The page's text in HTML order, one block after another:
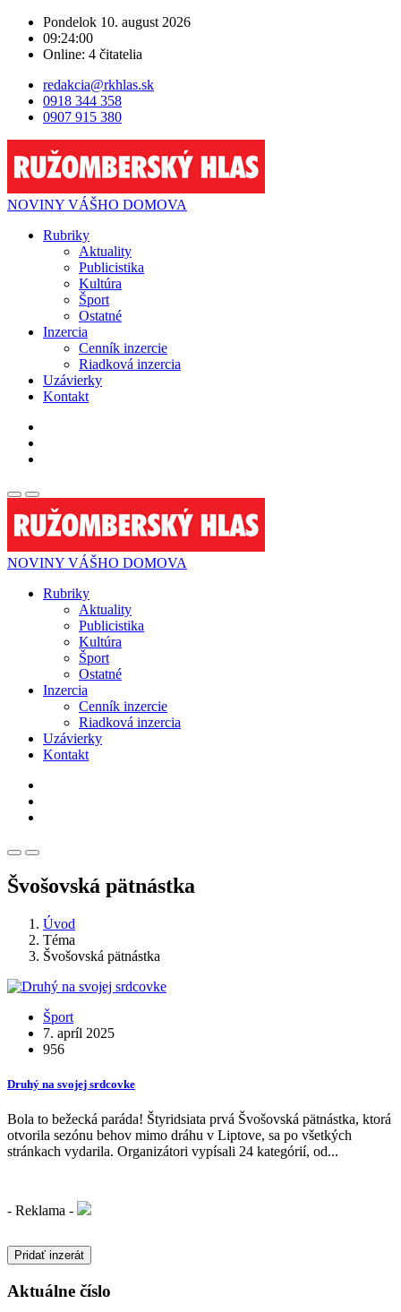
Pondelok 10. august 2026
09:24:00
Online: 4 čitatelia
redakcia@rkhlas.sk
0918 344 358
0907 915 380
NOVINY VÁŠHO DOMOVA
Rubriky
Aktuality
Publicistika
Kultúra
Šport
Ostatné
Inzercia
Cenník inzercie
Riadková inzercia
Uzávierky
Kontakt
NOVINY VÁŠHO DOMOVA
Rubriky
Aktuality
Publicistika
Kultúra
Šport
Ostatné
Inzercia
Cenník inzercie
Riadková inzercia
Uzávierky
Kontakt
Švošovská pätnástka
Úvod
Téma
Švošovská pätnástka
Šport
7. apríl 2025
956
Druhý na svojej srdcovke
Bola to bežecká paráda! Štyridsiata prvá Švošovská pätnástka, ktorá
otvorila sezónu behov mimo dráhu v Liptove, sa po všetkých
stránkach vydarila. Organizátori vypísali 24 kategórií, od...
- Reklama -
Pridať inzerát
Aktuálne číslo